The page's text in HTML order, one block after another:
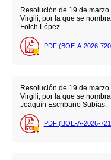
Resolución de 19 de
Virgili, por la que se
Folch López.
PDF (BOE-A-2026-
Resolución de 19 de
Virgili, por la que se
Joaquín Escribano Subías.
PDF (BOE-A-2026-